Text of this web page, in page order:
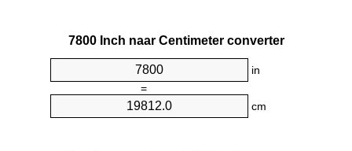
7800 Inch naar Centimeter converter
in
=
cm